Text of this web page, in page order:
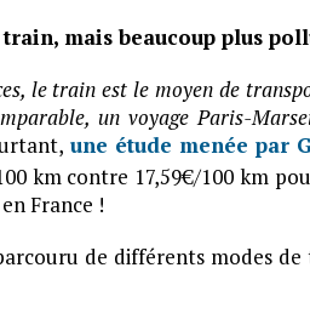
mais beaucoup plus
le train est le moyen de
un voyage Paris-
une étude menée par
km contre 17,59€/100 km
France !
de différents modes